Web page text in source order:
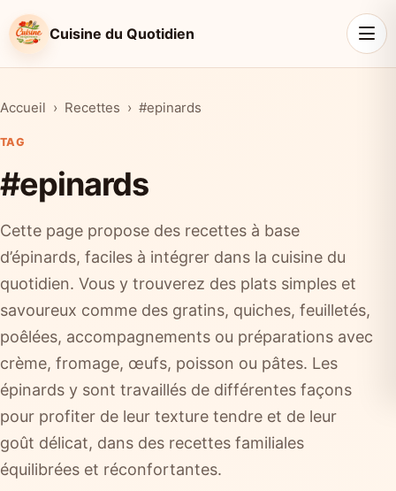
Cuisine du Quotidien
Accueil Recettes #epinards
TAG
#epinards
Cette page propose des recettes à base
d’épinards, faciles à intégrer dans la cuisine du
quotidien. Vous y trouverez des plats simples et
savoureux comme des gratins, quiches, feuilletés,
poêlées, accompagnements ou préparations avec
crème, fromage, œufs, poisson ou pâtes. Les
épinards y sont travaillés de différentes façons
pour profiter de leur texture tendre et de leur
goût délicat, dans des recettes familiales
équilibrées et réconfortantes.